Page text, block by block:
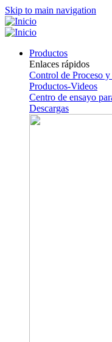
Skip to main navigation
Productos
Enlaces rápidos
Control de Proceso
Productos-Videos
Centro de ensayo
Descargas